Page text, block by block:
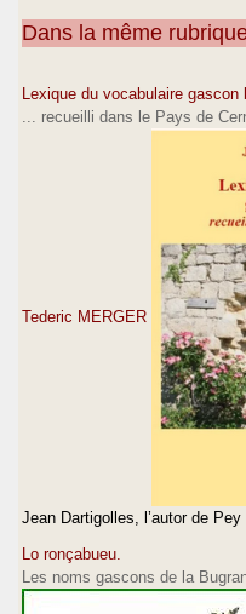
Dans la même
Lexique du vocabulaire gascon
... recueilli dans le Pays de
Tederic MERGER
Jean Dartigolles, l’autor de
Lo ronçabueu.
Les noms gascons de la